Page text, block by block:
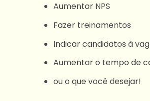
Aumentar NPS
Fazer treinamentos
Indicar candidatos à
Aumentar o tempo de
ou o que você desejar!